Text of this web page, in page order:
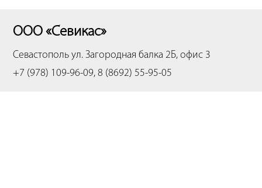
ООО «Севикас»
Севастополь ул. Загородная балка 2Б, офис 3
+7 (978) 109-96-09, 8 (8692) 55-95-05